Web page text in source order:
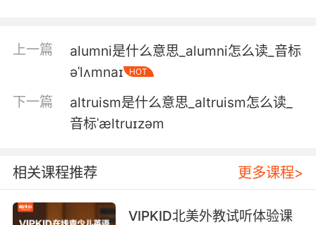
5. Maybe it's one of those hip, subversive alt
comedy jokes that doesn't sound like a joke.
6. Which means unless we want to watch our
这意味着除非我们想眼睁睁看着 我们的国家信用
等级崩塌 我们需要一个快速汇款方式
上一篇
alumni是什么意思_alumni怎么读_音标
əˈlʌmnaɪ
HOT
下一篇
altruism是什么意思_altruism怎么读_
音标ˈæltruɪzəm
相关课程推荐 更多课程>
VIPKID北美外教试听体验课